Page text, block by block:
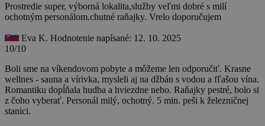
Prostredie super, výborná lokalita,služby veľmi dobré s milí
ochotným personálom.chutné raňajky. Vrelo doporučujem
Eva K. Hodnotenie napísané: 12. 10. 2025
10/10
Boli sme na víkendovom pobyte a môžeme len odporučiť. Krasne
wellnes - sauna a vírivka, mysleli aj na džbán s vodou a fľašou vína.
Romantiku dopĺňala hudba a hviezdne nebo. Raňajky pestré, bolo si
z čoho vyberať. Personál milý, ochotný. 5 min. peši k železničnej
stanici.